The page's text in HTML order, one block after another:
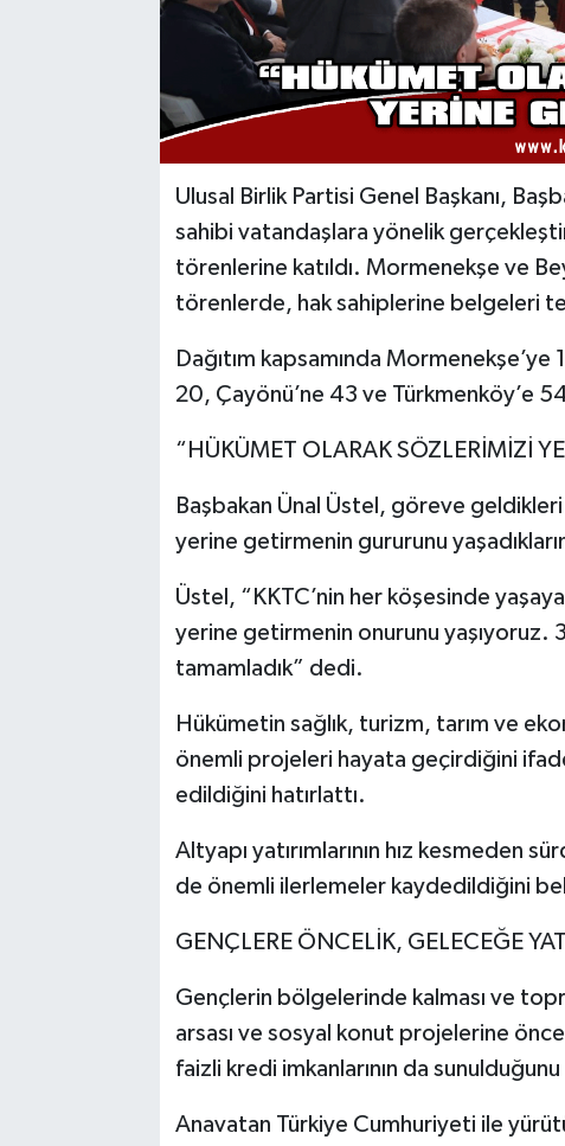
Ulusal Birlik Partisi Genel Başkanı,
sahibi vatandaşlara yönelik
törenlerine katıldı. Mormenekşe ve
törenlerde, hak sahiplerine belgeleri
Dağıtım kapsamında
20, Çayönü’ne 43 ve Türkmenköy’e
“HÜKÜMET OLARAK SÖZLERİMİZİ
Başbakan Ünal Üstel, göreve
yerine getirmenin gururunu
Üstel, “KKTC’nin her köşesinde
yerine getirmenin onurunu yaşıyoruz.
tamamladık” dedi.
Hükümetin sağlık, turizm, tarım ve
önemli projeleri hayata geçirdiğini ifade
edildiğini hatırlattı.
Altyapı yatırımlarının hız kesmeden
de önemli ilerlemeler kaydedildiğini
GENÇLERE ÖNCELİK, GELECEĞE
Gençlerin bölgelerinde kalması ve
arsası ve sosyal konut projelerine
faizli kredi imkanlarının da
Anavatan Türkiye Cumhuriyeti ile